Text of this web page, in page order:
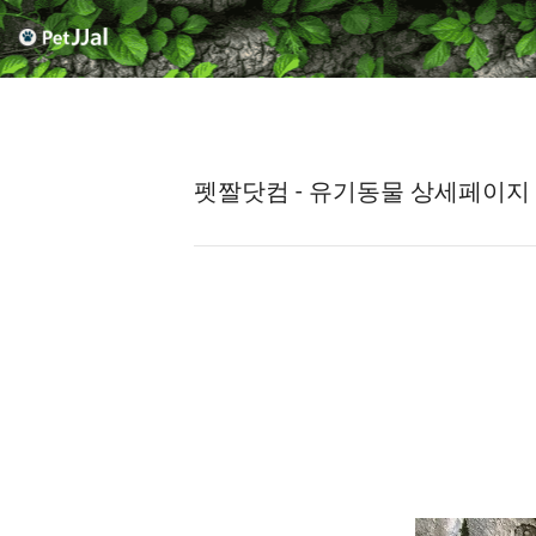
펫짤닷컴 - 유기동물 상세페이지